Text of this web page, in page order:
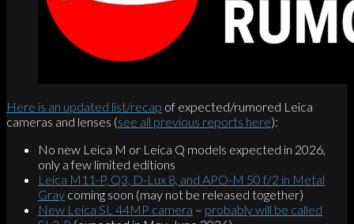
Here is an updated list/recap of expected/rumored Leica
cameras and lenses (see all previous reports here):
No new Leica M or Leica Q models expected in 2026,
only a few limited editions
Leica M11-P, Q3, D-Lux 8, and APO-M 50 f/2 in Metal
Gray coming soon (may not be released together)
New Leica SL 44MP camera – probably will be called